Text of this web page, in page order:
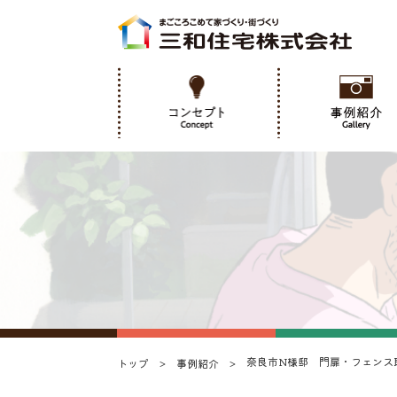
トップ 事例紹介 奈良市N様邸 門扉・フェンス